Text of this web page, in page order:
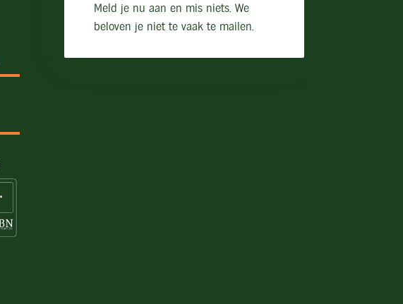
Meld je nu aan en mis niets. We
beloven je niet te vaak te mailen.